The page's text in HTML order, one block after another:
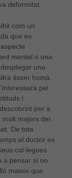
deformitat.
com un
que es
mental o una
una
ésser humà.
pel
i
per a
majors del
De tota
el doctor es
col·legues
a pensar si no
mateix que